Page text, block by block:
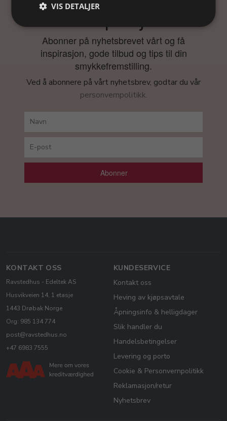
Få inspirasjon
Abonner på nyhetsbrevet vårt og få
inspirasjon, gode tilbud og tips til din
smykkefremstilling.
Ved å abonnere på vårt nyhetsbrev, godtar du vår
personvernpolitikk.
Abonner
KONTAKT OSS
Ravstedhus - Edeltek AS
Husvikveien 14, 1 etasje
1443 Drøbak Norge
Org: 985 134 774
post@ravstedhus.no
+47 6983 7555
KUNDESERVICE
Kontakt oss
Heving av kjøpsavtale
Åpningsinfo & helligdager
Slik handler du
Handelsbetingelser
Levering og porto
Cookie & Personvernpolitikk
Reklamasjon/retur
Nyhetsbrev
VIS DETALJER